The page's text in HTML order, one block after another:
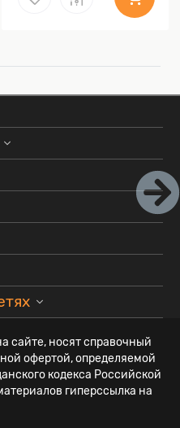
сайте, носят справочный
офертой, определяемой
кодекса Российской
гиперссылка на